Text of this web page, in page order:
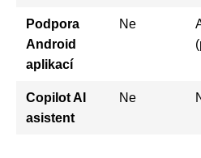
Podpora
Android
aplikací
Ne
Copilot AI
asistent
Ne